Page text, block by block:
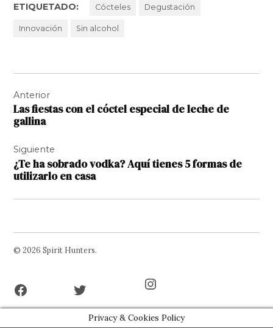
ETIQUETADO: Cócteles Degustación
Innovación Sin alcohol
de
entradas
Anterior
Las fiestas con el cóctel especial de leche de
gallina
Siguiente
¿Te ha sobrado vodka? Aquí tienes 5 formas de
utilizarlo en casa
© 2026 Spirit Hunters.
Privacy & Cookies Policy